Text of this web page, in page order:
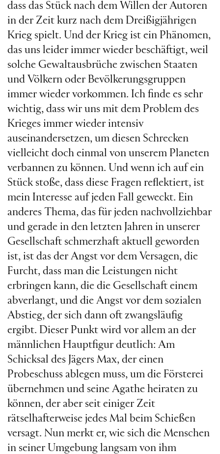
dass das Stück nach dem Willen der Autoren
in der Zeit kurz nach dem Dreißigjährigen
Krieg spielt. Und der Krieg ist ein Phänomen,
das uns leider immer wieder beschäftigt, weil
solche Gewaltausbrüche zwischen Staaten
und Völkern oder Bevölkerungsgruppen
immer wieder vorkommen. Ich finde es sehr
wichtig, dass wir uns mit dem Problem des
Krieges immer wieder intensiv
auseinandersetzen, um diesen Schrecken
vielleicht doch einmal von unserem Planeten
verbannen zu können. Und wenn ich auf ein
Stück stoße, dass diese Fragen reflektiert, ist
mein Interesse auf jeden Fall geweckt. Ein
anderes Thema, das für jeden nachvollziehbar
und gerade in den letzten Jahren in unserer
Gesellschaft schmerzhaft aktuell geworden
ist, ist das der Angst vor dem Versagen, die
Furcht, dass man die Leistungen nicht
erbringen kann, die die Gesellschaft einem
abverlangt, und die Angst vor dem sozialen
Abstieg, der sich dann oft zwangsläufig
ergibt. Dieser Punkt wird vor allem an der
männlichen Hauptfigur deutlich: Am
Schicksal des Jägers Max, der einen
Probeschuss ablegen muss, um die Försterei
übernehmen und seine Agathe heiraten zu
können, der aber seit einiger Zeit
rätselhafterweise jedes Mal beim Schießen
versagt. Nun merkt er, wie sich die Menschen
in seiner Umgebung langsam von ihm